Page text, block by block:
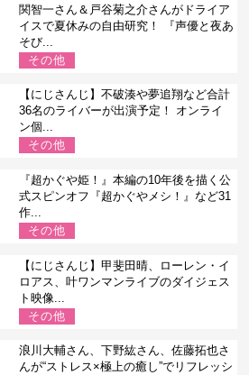
関智一さん＆戸谷菊之介さんがドライア
イスで夏休みの自由研究！ 『声優と夜あ
そび...
その他
【にじさんじ】不破湊や夢追翔など合計
36名のライバーが出演予定！ オンライ
ン個...
その他
『超かぐや姫！』本編の10年後を描く公
式スピンオフ『超かぐやメシ！』など31
作...
その他
【にじさんじ】甲斐田晴、ローレン・イ
ロアス、叶ワンマンライブのダイジェス
ト映像...
その他
浪川大輔さん、下野紘さん、佐藤拓也さ
んが“ストレス×極上の癒し”でリフレッシ